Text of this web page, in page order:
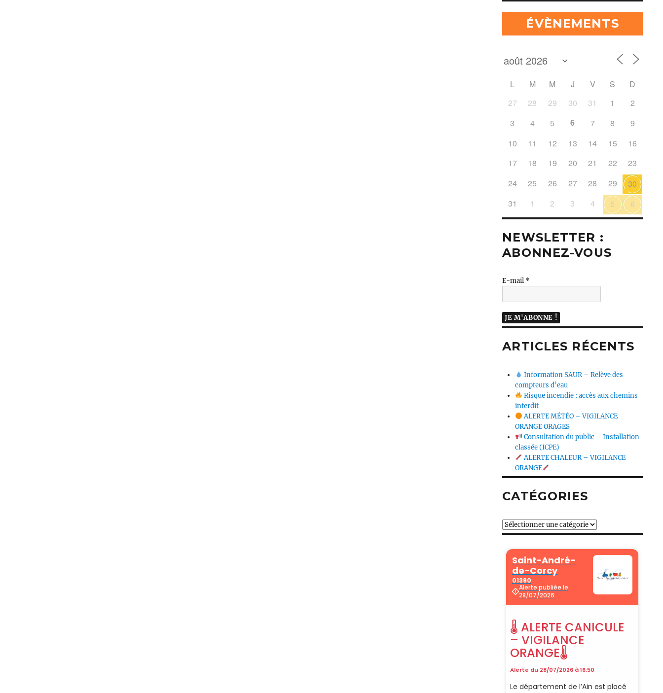
ÉVÈNEMENTS
L M M J V S
D
27
28 29 30 31 1
2
3
4 5 6 7 8
9
10
11 12 13 14 15
16
17
18 19 20 21 22
23
24
25 26 27 28 29
30
31
1 2 3 4 5 6
NEWSLETTER :
ABONNEZ-VOUS
E-mail *
ARTICLES RÉCENTS
Information SAUR – Relève des
compteurs d’eau
Risque incendie : accès aux chemins
interdit
ALERTE MÉTÉO – VIGILANCE
ORANGE ORAGES
Consultation du public – Installation
classée (ICPE)
ALERTE CHALEUR – VIGILANCE
ORANGE
CATÉGORIES
Catégories